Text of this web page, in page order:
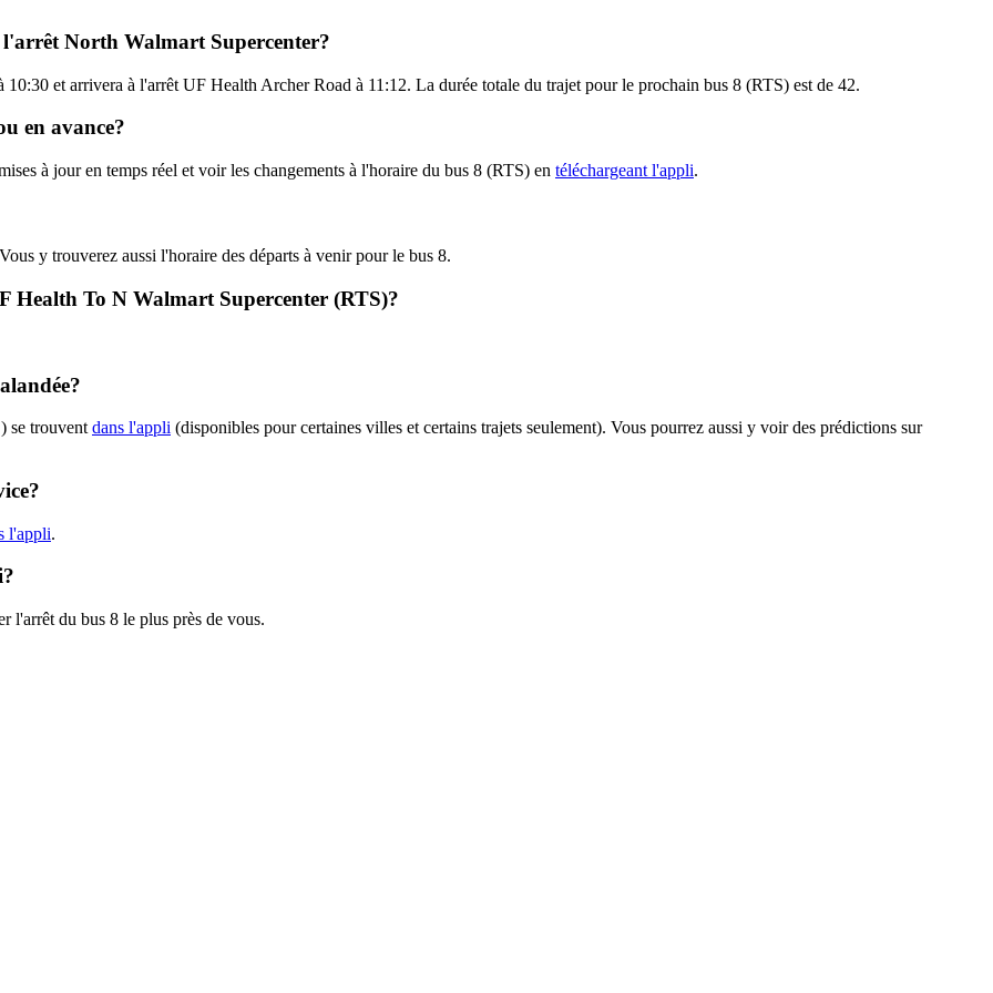
North Walmart Supercenter?
et arrivera à l'arrêt UF Health Archer Road à 11:12. La durée totale du trajet pour le prochain bus 8 (RTS) est de 42.
en avance?
à jour en temps réel et voir les changements à l'horaire du bus 8 (RTS) en téléchargeant l'appli.
y trouverez aussi l'horaire des départs à venir pour le bus 8.
Health To N Walmart Supercenter (RTS)?
se trouvent dans l'appli (disponibles pour certaines villes et certains trajets seulement). Vous pourrez aussi y voir des prédictions sur
l'appli.
l'arrêt du bus 8 le plus près de vous.